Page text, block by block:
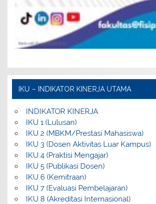
IKU – INDIKATOR KINERJA UTAMA
INDIKATOR KINERJA
IKU 1 (Lulusan)
IKU 2 (MBKM/Prestasi Mahasiswa)
IKU 3 (Dosen Aktivitas Luar Kampus)
IKU 4 (Praktisi Mengajar)
IKU 5 (Publikasi Dosen)
IKU 6 (Kemitraan)
IKU 7 (Evaluasi Pembelajaran)
IKU 8 (Akreditasi Internasional)